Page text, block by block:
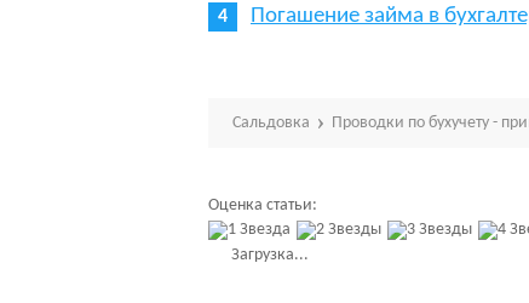
Погашение займа в
Сальдовка Проводки по бухучету -
Оценка статьи:
Загрузка...